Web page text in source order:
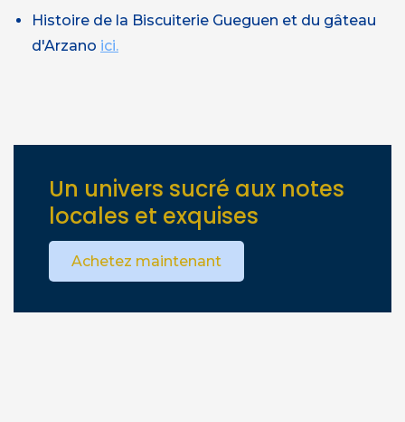
Histoire de la Biscuiterie Gueguen et du gâteau
d'Arzano ici.
Un univers sucré aux notes
locales et exquises
Achetez maintenant